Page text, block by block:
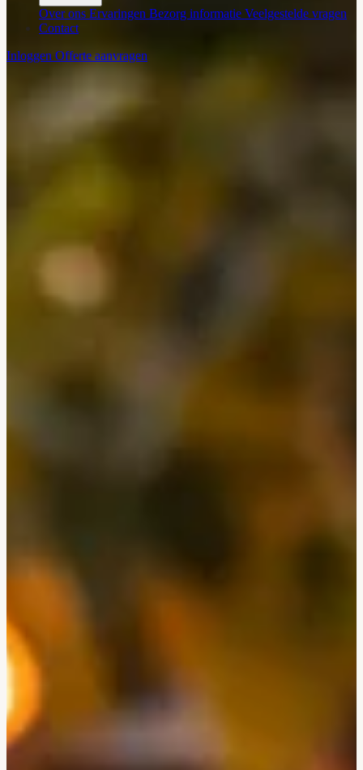
Over ons Ervaringen Bezorg informatie Veelgestelde vragen
Contact
Inloggen Offerte aanvragen